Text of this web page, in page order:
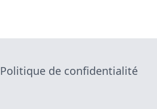
Politique de confidentialité